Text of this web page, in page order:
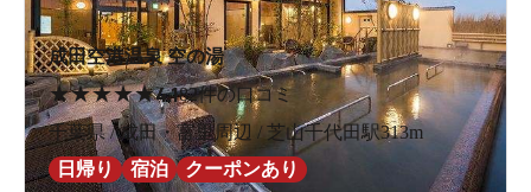
成田空港温泉 空の湯
★★★★★4.182件の口コミ
千葉県 / 成田・富里周辺 / 芝山千代田駅313m
日帰り
宿泊 クーポンあり